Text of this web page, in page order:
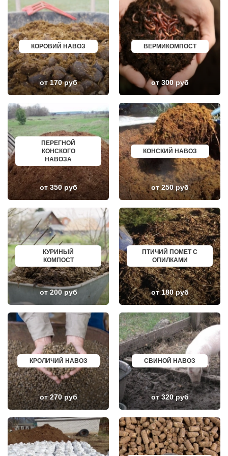
ЛОСИНО-ПЕТРОВСКИЙ
ЛОТОШИНО
ЛУКИНО
ЛУНЕВО
ЛУХОВИЦЫ
ЛЫТКАРИНО
ЛЬВОВСКИЙ
ЛЮБЕРЦЫ
ЛЮБУЧАНЫ
МАЛАХОВКА
МАЛИНО
МАРФИНО
МЕНДЕЛЕЕВО
МЕШКОВО
МЕЩЕРИНО
МИХНЕВО
МИШЕРОНСКИЙ
МОЖАЙСК
МОЛОДЕЖНЫЙ
МОЛОКОВО
МОНИНО
МОСКОВСКИЙ
МУХАНОВО
НАРО-ФОМИНСК
НАХАБИНО
НЕКРАСОВКА
НЕКРАСОВСКИЙ
НЕМЧИНОВКА
НИЖНЕЕ ВАЛУЕВО
НОВИНКИ
НОВОБРАТЦЕВСКИЙ
НОВОИВАНОВСКОЕ
НОВОПЕТРОВСКОЕ
НОВОПОДРЕЗКОВО
НОВОСИНЬКОВО
ОБОЛЕНСК
ОБУХОВО
ОДИНЦОВО
ОЖЕРЕЛЬЕ
ОКТЯБРЬСКИЙ
ОПАЛИХА
ОРЕХОВО-ЗУЕВО
ОСТРОВЦЫ
ПАВЛОВСКАЯ СЛОБОДА
ПАВЛОВСКИЙ ПОСАД
ПЕНИНО
ПЕРВОМАЙСКОЕ
ПЕСКИ
ПИРОГОВСКИЙ
ПОВАРОВО
ПОДОЛЬСК
ГУСЕВ
КАНАШ
КУРГАНИНСК
ЩЕКИНО
ДИМИТРОВГРАД
СИМ
МАЛОЯРОСЛАВЕЦ
МАРИИНСК
МИНУСИНСК
ВЕРХНЯЯ ПЫШМА
РОССОШЬ
КОМСОМОЛЬСК
РЖЕВ
АЛЕКСЕЕВКА
ВЯЗЬМА
ИШИМ
ПОКРОВ
ЗЕЛЕНОДОЛЬСК
ЛИВНЫ
БОБРОВ
ЛИСКИ
КУЗНЕЦК
БАЛАШОВ
БЕЛОЯРСКИЙ
ГУСЬ ХРУСТАЛЬНЫЙ
ИЗБЕРБАШ
НАЗРАНЬ
АБИНСК
ПЕРЕВОЗ
ИСКИТИМ
СЫСЕРТЬ
КЫЗЫЛ
МИХАЙЛОВКА
АКСАЙ
ПЕРЕСЛАВЛЬ ЗАЛЕССКИЙ
КУРЧАТОВ
УГЛИЧ
ШЕБЕКИНО
БЕЛОВО
СОКОЛ
ОЗЕРСК
ОКТЯБРЬСК
КИМРЫ
КОТЛАС
УСТЬ ИЛИМСК
ШАДРИНСК
ДАНКОВ
ВЯЗНИКИ
ГОРОДЕЦ
САСОВО
СУХОЙ ЛОГ
КОРОВИЙ НАВОЗ
от 170 руб
ВЕРМИКОМПОСТ
от 300 руб
ПЕРЕГНОЙ
КОНСКОГО
НАВОЗА
от 350 руб
КОНСКИЙ НАВОЗ
от 250 руб
КУРИНЫЙ
КОМПОСТ
от 200 руб
ПТИЧИЙ ПОМЕТ С
ОПИЛКАМИ
от 180 руб
КРОЛИЧИЙ НАВОЗ
от 270 руб
СВИНОЙ НАВОЗ
от 320 руб